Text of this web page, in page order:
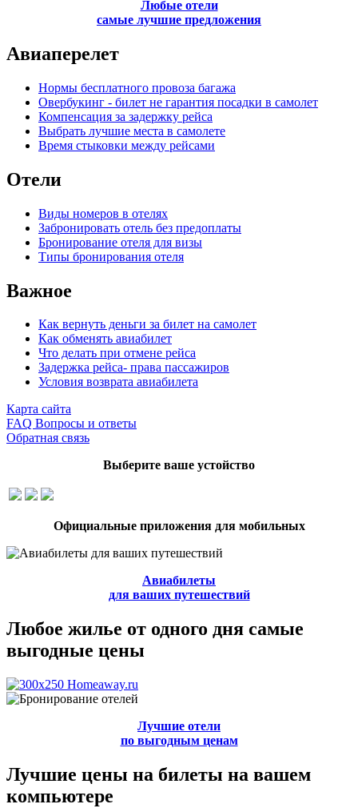
Любые отели
самые лучшие предложения
Авиаперелет
Нормы бесплатного провоза багажа
Овербукинг - билет не гарантия посадки в самолет
Компенсация за задержку рейса
Выбрать лучшие места в самолете
Время стыковки между рейсами
Отели
Виды номеров в отелях
Забронировать отель без предоплаты
Бронирование отеля для визы
Типы бронирования отеля
Важное
Как вернуть деньги за билет на самолет
Как обменять авиабилет
Что делать при отмене рейса
Задержка рейса- права пассажиров
Условия возврата авиабилета
Карта сайта
FAQ Вопросы и ответы
Обратная связь
Выберите ваше устойство
Официальные приложения для мобильных
Авиабилеты
для ваших путешествий
Любое жилье от одного дня самые
выгодные цены
Лучшие отели
по выгодным ценам
Лучшие цены на билеты на вашем
компьютере